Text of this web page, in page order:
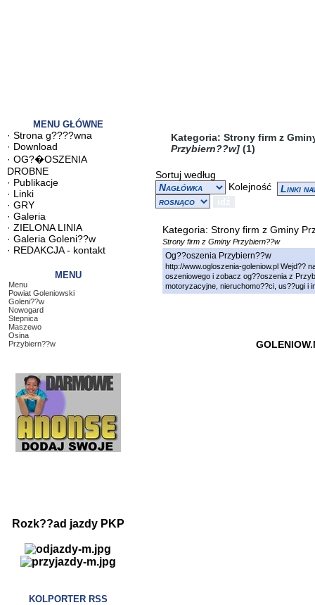
MENU GŁÓWNE
· Strona g????wna
· Download
· OG?�OSZENIA
DROBNE
· Publikacje
· Linki
· GRY
· Galeria
· ZIELONA LINIA
· Galeria Goleni??w
· REDAKCJA - kontakt
MENU
Menu
Powiat Goleniowski
Goleni??w
Nowogard
Stepnica
Maszewo
Osina
Przybiern??w
Rozk??ad jazdy PKP
KOLPORTER RSS
Kategoria: Strony firm z
Przybiern??w] (1)
Sortuj według
Kolejność
Kategoria: Strony firm z Gminy
Strony firm z Gminy Przybiern??w
Og??oszenia Przybiern??w
http://www.ogloszenia-goleniow.pl Wejd??
oszeniowego i zobacz og??oszenia z
motoryzacyjne, nieruchomo??ci, us??ugi i